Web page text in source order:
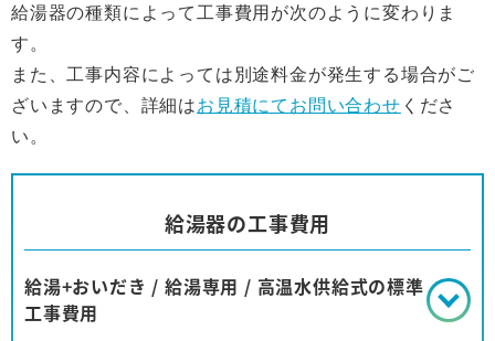
給湯器の種類によって工事費用が次のように変わりま
す。
また、工事内容によっては別途料金が発生する場合がご
ざいますので、詳細はお見積にてお問い合わせ くださ
い。
給湯器の工事費用
給湯+おいだき / 給湯専用 / 高温水供給式の標準
工事費用